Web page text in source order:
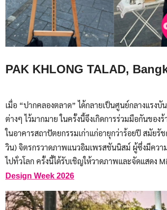
PAK KHLONG TALAD,
เมื่อ “ปากคลองตลาด” ได้กลายเป็นศูนย์กลางแรง
ต่างๆ ไว้มากมาย ในครั้งนี้จึงเกิดการร่วมมือกันของร้
ในอาคารสถาปัตยกรรมเก่าแก่อายุกว่าร้อยปี สมัย
วิน) จิตรกรวาดภาพแนวอิมเพรสชันนิสม์ ผู้ซึ่งมีควา
ไปทั่วโลก ครั้งนี้ได้รับเชิญให้วาดภาพและจัดแสดง
Design Week 2026